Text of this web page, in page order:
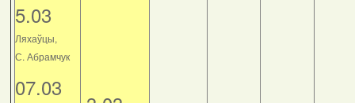
5.03
Ляхаўцы,
С. Абрамчук
07.03